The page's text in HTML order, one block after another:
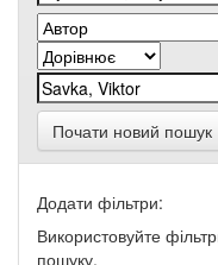
Почати новий пошук
Додати фільтри:
Використовуйте
пошуку.